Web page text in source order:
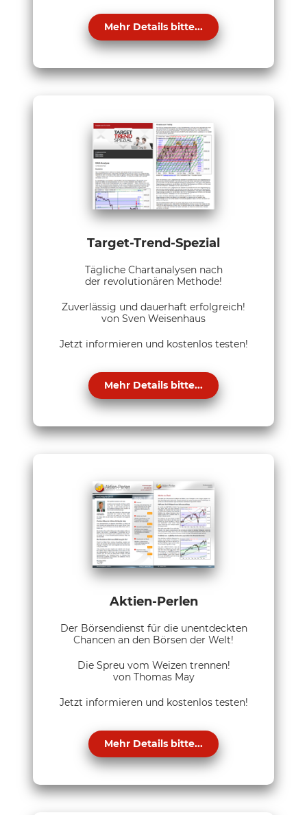
Mehr Details bitte...
Target-Trend-Spezial
Tägliche Chartanalysen nach
der revolutionären Methode!
Zuverlässig und dauerhaft erfolgreich!
von Sven Weisenhaus
Jetzt informieren und kostenlos testen!
Mehr Details bitte...
Aktien-Perlen
Der Börsendienst für die unentdeckten
Chancen an den Börsen der Welt!
Die Spreu vom Weizen trennen!
von Thomas May
Jetzt informieren und kostenlos testen!
Mehr Details bitte...